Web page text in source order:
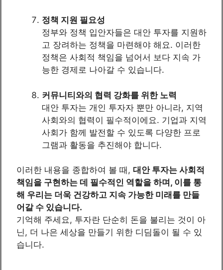
정책 지원 필요성
정부와 정책 입안자들은 대안 투자를 지원하
고 장려하는 정책을 마련해야 해요. 이러한
정책은 사회적 책임을 넘어서 보다 지속 가
능한 경제로 나아갈 수 있습니다.
커뮤니티와의 협력 강화를 위한 노력
대안 투자는 개인 투자자 뿐만 아니라, 지역
사회와의 협력이 필수적이에요. 기업과 지역
사회가 함께 발전할 수 있도록 다양한 프로
그램과 활동을 추진해야 합니다.
이러한 내용을 종합하여 볼 때, 대안 투자는 사회적
책임을 구현하는 데 필수적인 역할을 하며, 이를 통
해 우리는 더욱 건강하고 지속 가능한 미래를 만들
어갈 수 있습니다.
기억해 주세요, 투자란 단순히 돈을 불리는 것이 아
닌, 더 나은 세상을 만들기 위한 디딤돌이 될 수 있
습니다.